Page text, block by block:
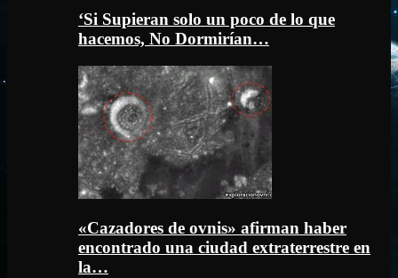
‘Si Supieran solo un poco de lo que
hacemos, No Dormirían…
«Cazadores de ovnis» afirman haber
encontrado una ciudad extraterrestre en
la…